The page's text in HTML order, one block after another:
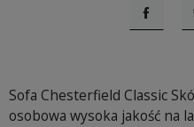
Sofa Chesterfield Classic
osobowa wysoka jakość na